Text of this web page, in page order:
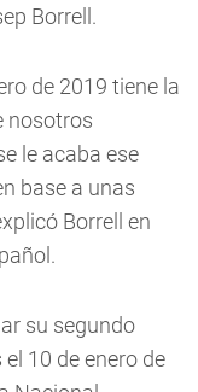
Borrell.
de 2019 tiene la
nosotros
le acaba ese
base a unas
Borrell en
su segundo
10 de enero de